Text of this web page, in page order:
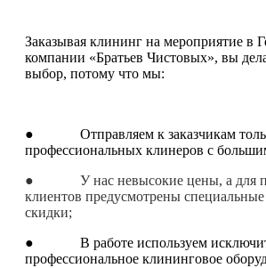
Заказывая клининг на мероприятие в
компании «Братьев Чистовых», вы
выбор, потому что мы:
● Отправляем к заказчикам
профессиональных клинеров с
● У нас невысокие цены, а для
клиентов предусмотрены
скидки;
● В работе используем
профессиональное клининговое